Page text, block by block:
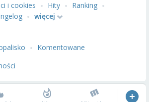
i cookies
Hity
Ranking
więcej
Komentowane